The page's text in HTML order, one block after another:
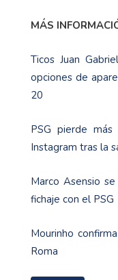
MÁS
Ticos Juan
opciones de
20
PSG pierde
Instagram tras la
Marco Asensio
fichaje con el PSG
Mourinho
Roma